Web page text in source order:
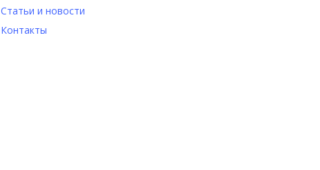
Статьи и новости
Контакты